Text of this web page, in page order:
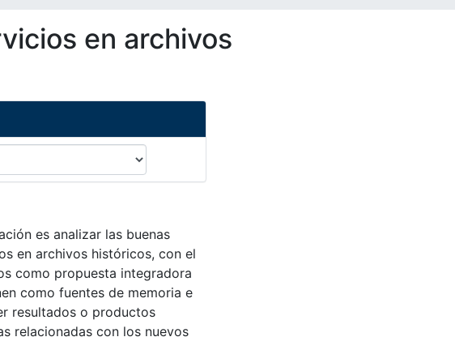
en archivos
es analizar las buenas
en archivos históricos, con el
como propuesta integradora
como fuentes de memoria e
resultados o productos
relacionadas con los nuevos